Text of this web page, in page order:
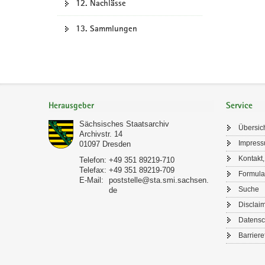
12. Nachlässe
13. Sammlungen
Herausgeber
Sächsisches Staatsarchiv
Archivstr. 14
01097 Dresden
Telefon: +49 351 89219-710
Telefax: +49 351 89219-709
E-Mail:
poststelle@sta.smi.sachsen.
de
Service
Suche